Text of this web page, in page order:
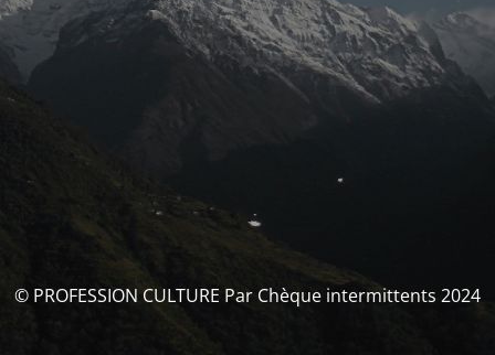
© PROFESSION CULTURE Par Chèque intermittents 2024